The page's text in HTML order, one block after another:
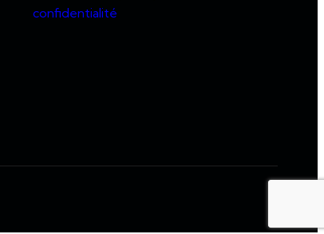
confidentialité